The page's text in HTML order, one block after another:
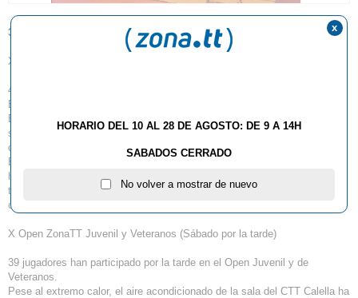
31.07.2017
X Open ZonaTT Infantil y Territorial (Sábado por la mañana)
42 jugadores han participado este Sábado en el Open Infantil y Territorial.
En la categoría infantil se ha vivido nuevamente un torneo de gran nivel.
El ganador del premio de 200€ en material Butterfly ha sido el jugador
suizo alevín Lukas Ott, el cual ha ganado al catalán Marc Martínez, con
quien había perdido en el grupo. El tercer clasificado ha sido Jordi Edo.
En la categoría territorial, victoria para el belga Nathan Vandoorn, que se
ha impuesto con autoridad al vigente campeón del torneo, Jordi Vila. La
tercera clasificada ha sido la también belga Sara Van Brostaeten. El
campeón ha ganado un vale de 100 € en material Butterfly.
X Open ZonaTT Juvenil y Veteranos (Sábado por la tarde)
39 jugadores han participado por la tarde en el Open Juvenil y de
Veteranos.
Pese al extremo calor, el aire acondicionado de la sala del CTT Calella ha
HORARIO DEL 10 AL 28 DE AGOSTO: DE 9 A 14H
SABADOS CERRADO
No volver a mostrar de nuevo
x